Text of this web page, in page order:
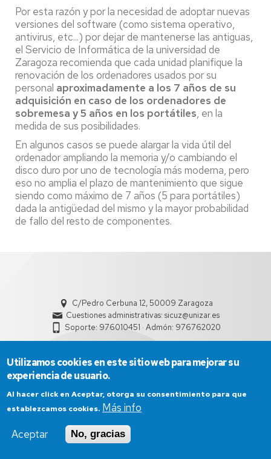
Por esta razón y por la necesidad de adoptar nuevas
versiones del software (como sistema operativo,
antivirus, etc...) por dejar de mantenerse las antiguas,
el Servicio de Informática de la universidad de
Zaragoza recomienda que cada unidad planifique la
renovación de los ordenadores usados por su
personal aproximadamente a los 7 años de su
adquisición en caso de los ordenadores de
sobremesa y 5 años en los portátiles, en la
medida de sus posibilidades.
En algunos casos se puede alargar la vida útil del
ordenador ampliando la memoria y/o cambiando el
disco duro por uno de tecnología más moderna, pero
eso no amplia el plazo de mantenimiento que sigue
siendo como máximo de 7 años (5 para portátiles)
dada la antigüedad del mismo y la mayor probabilidad
de fallo del resto de componentes.
C/Pedro Cerbuna 12, 50009 Zaragoza
Cuestiones administrativas: sicuz@unizar.es
Soporte: 976010451 · Admón: 976762020
Política de Privacidad
Utilizamos cookies en este sitio web para mejorar su
experiencia de usuario.
Al hacer click en Aceptar, otorga su consentimiento para que
establezcamos cookies. Más info
Aceptar
No, gracias